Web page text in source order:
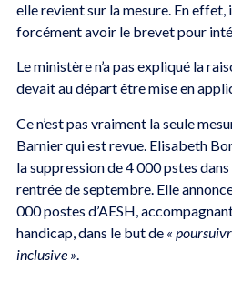
elle revient sur la mesure. En
forcément avoir le brevet pour
Le ministère n’a pas expliqué la
devait au départ être mise en
Ce n’est pas vraiment la seule
Barnier qui est revue. Elisabeth
la suppression de 4 000 pstes
rentrée de septembre. Elle
000 postes d’AESH,
handicap, dans le but de «
inclusive ».